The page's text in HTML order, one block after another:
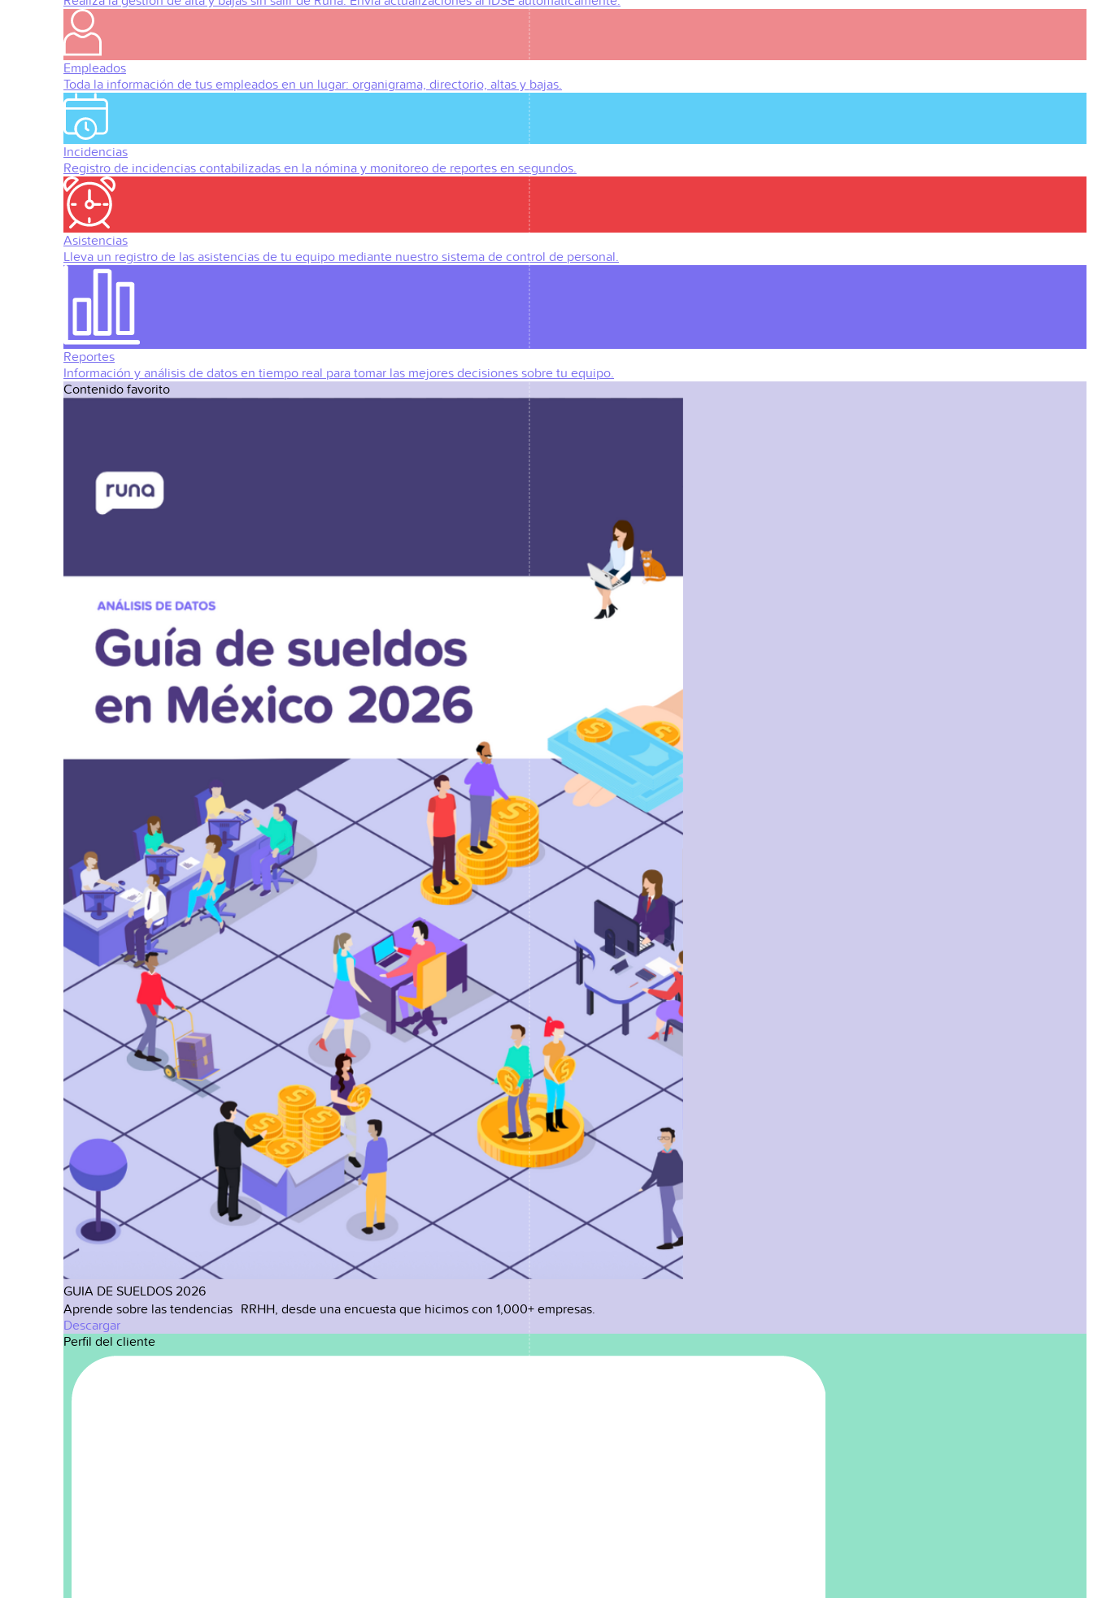
Empleados
Toda la información de tus empleados en un lugar: organigrama, directorio, altas y bajas.
Incidencias
Registro de incidencias contabilizadas en la nómina y monitoreo de reportes en segundos.
Asistencias
Lleva un registro de las asistencias de tu equipo mediante nuestro sistema de control de personal.
Reportes
Información y análisis de datos en tiempo real para tomar las mejores decisiones sobre tu equipo.
Contenido favorito
GUIA DE SUELDOS 2026
Aprende sobre las tendencias RRHH, desde una encuesta que hicimos con 1,000+ empresas.
Descargar
Perfil del cliente